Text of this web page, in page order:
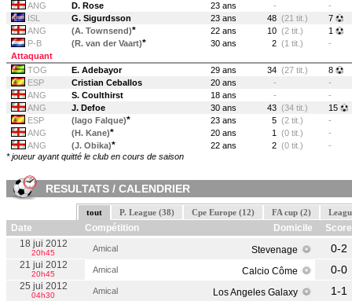
ANG
D. Rose 23 ans -
-
ISL
G. Sigurdsson 23 ans 48 (21 tit.)
7
ANG
(A. Townsend)* 22 ans 10 (2 tit.)
1
P-B
(R. van der Vaart)* 30 ans 2 (1 tit.)
-
Attaquant
TOG
E. Adebayor 29 ans 34 (27 tit.)
8
ESP
Cristian Ceballos 20 ans -
-
ANG
S. Coulthirst 18 ans -
-
ANG
J. Defoe 30 ans 43 (34 tit.)
15
ESP
(Iago Falque)* 23 ans 5 (2 tit.)
-
ANG
(H. Kane)* 20 ans 1 (0 tit.)
-
ANG
(J. Obika)* 22 ans 2 (0 tit.)
-
* joueur ayant quitté le club en cours de saison
RESULTATS / CALENDRIER
tout P. League (38) Cpe Europe (12) FA cup (2)
Date Compétition Domicile
Score
18 jui 2012
20h45 Amical Stevenage 0-2
21 jui 2012
20h45 Amical Calcio Côme 0-0
25 jui 2012
04h30 Amical Los Angeles Galaxy 1-1